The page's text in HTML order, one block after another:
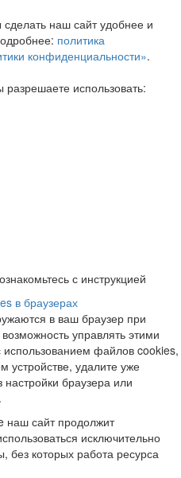
наш сайт удобнее и
политика
конфиденциальности».
использовать:
с инструкцией
в браузерах
в ваш браузер при
управлять этими
файлов cookies,
устройстве, удалите уже
браузера или
наш сайт продолжит
исключительно
без которых работа ресурса